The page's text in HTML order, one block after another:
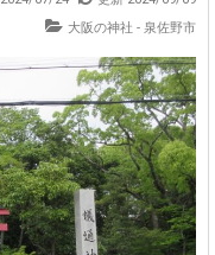
大阪の神社 - 泉佐野市